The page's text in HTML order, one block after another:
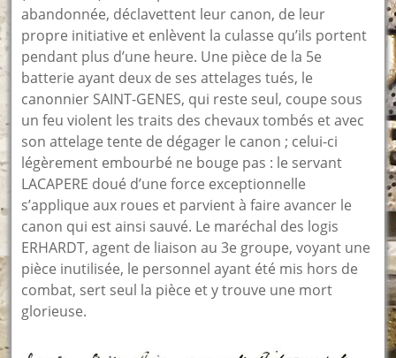
abandonnée, déclavettent leur canon, de leur
propre initiative et enlèvent la culasse qu’ils portent
pendant plus d’une heure. Une pièce de la 5e
batterie ayant deux de ses attelages tués, le
canonnier SAINT-GENES, qui reste seul, coupe sous
un feu violent les traits des chevaux tombés et avec
son attelage tente de dégager le canon ; celui-ci
légèrement embourbé ne bouge pas : le servant
LACAPERE doué d’une force exceptionnelle
s’applique aux roues et parvient à faire avancer le
canon qui est ainsi sauvé. Le maréchal des logis
ERHARDT, agent de liaison au 3e groupe, voyant une
pièce inutilisée, le personnel ayant été mis hors de
combat, sert seul la pièce et y trouve une mort
glorieuse.